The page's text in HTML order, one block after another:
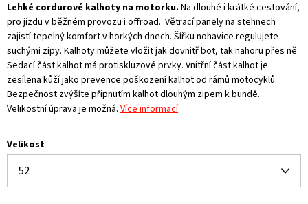
Lehké cordurové kalhoty na motorku. Na dlouhé i krátké cestování,
pro jízdu v běžném provozu i offroad. Větrací panely na stehnech
zajistí tepelný komfort v horkých dnech. Šířku nohavice regulujete
suchými zipy. Kalhoty můžete vložit jak dovnitř bot, tak nahoru přes ně.
Sedací část kalhot má protiskluzové prvky. Vnitřní část kalhot je
zesílena kůží jako prevence poškození kalhot od rámů motocyklů.
Bezpečnost zvýšíte připnutím kalhot dlouhým zipem k bundě.
Velikostní úprava je možná. Více informací
Velikost